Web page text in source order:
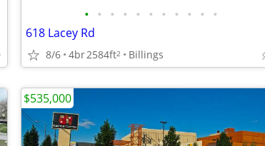
• • • • • • • • • • •
618 Lacey Rd
8/6 4br2584ft2 Billings
$535,000